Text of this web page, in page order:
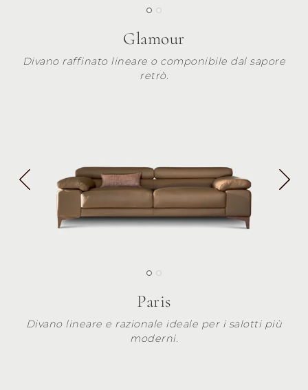
Glamour
Divano raffinato lineare o componibile dal sapore
retrò.
Paris
Divano lineare e razionale ideale per i salotti più
moderni.